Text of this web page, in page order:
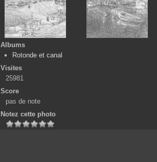
Albums
Rotonde et canal
Visites
25981
Score
pas de note
Notez cette photo